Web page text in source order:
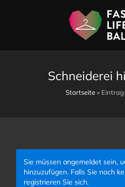
Schneiderei
Startseite»
Sie müssen angemeldet sein,
hinzuzufügen. Falls Sie noch
registrieren Sie sich.